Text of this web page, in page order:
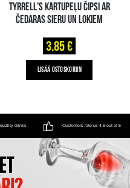
TYRRELL'S KARTUPEĻU ČIPSI AR
ČEDARAS SIERU UN LOKIEM
3.85 €
LISÄÄ OSTOSKORIIN
drinks Customers rate us 4.6 out of 5